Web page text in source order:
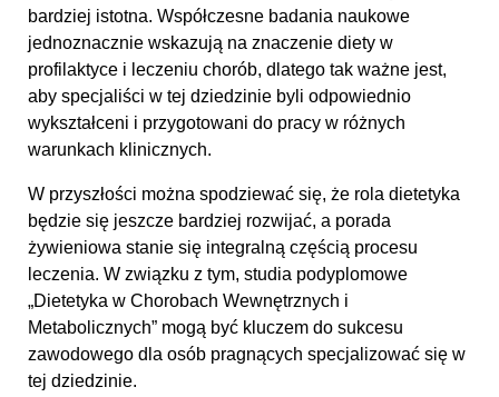
bardziej istotna. Współczesne badania naukowe
jednoznacznie wskazują na znaczenie diety w
profilaktyce i leczeniu chorób, dlatego tak ważne jest,
aby specjaliści w tej dziedzinie byli odpowiednio
wykształceni i przygotowani do pracy w różnych
warunkach klinicznych.
W przyszłości można spodziewać się, że rola dietetyka
będzie się jeszcze bardziej rozwijać, a porada
żywieniowa stanie się integralną częścią procesu
leczenia. W związku z tym, studia podyplomowe
„Dietetyka w Chorobach Wewnętrznych i
Metabolicznych” mogą być kluczem do sukcesu
zawodowego dla osób pragnących specjalizować się w
tej dziedzinie.